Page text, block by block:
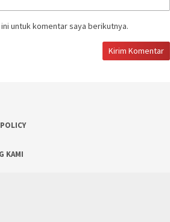
untuk komentar saya berikutnya.
KAMI